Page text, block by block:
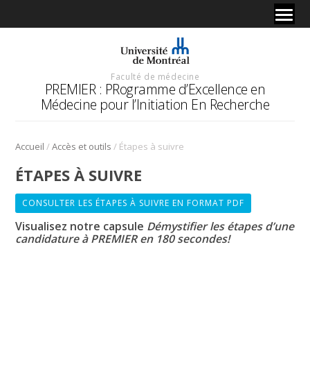
Faculté de médecine
PREMIER : PRogramme d’Excellence en
Médecine pour l’Initiation En Recherche
Accueil /Accès et outils / Étapes à suivre
ÉTAPES À SUIVRE
CONSULTER LES ÉTAPES À SUIVRE EN FORMAT PDF
Visualisez notre capsule Démystifier les étapes d’une
candidature à PREMIER en 180 secondes!